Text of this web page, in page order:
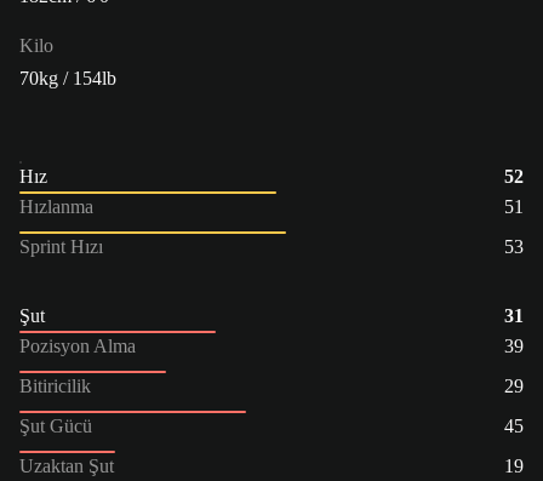
Kilo
70kg / 154lb
Hız
52
Hızlanma
51
Sprint Hızı
53
Şut
31
Pozisyon Alma
39
Bitiricilik
29
Şut Gücü
45
Uzaktan Şut
19